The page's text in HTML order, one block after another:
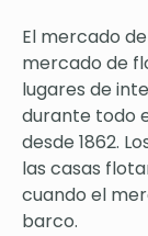
El mercado
mercado de
lugares de
durante todo
desde 1862.
las casas
cuando el
barco.